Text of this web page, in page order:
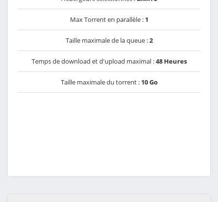
Max Torrent en parallèle : 1
Taille maximale de la queue :2
Temps de download et d'upload maximal :48 Heures
Taille maximale du torrent : 10 Go